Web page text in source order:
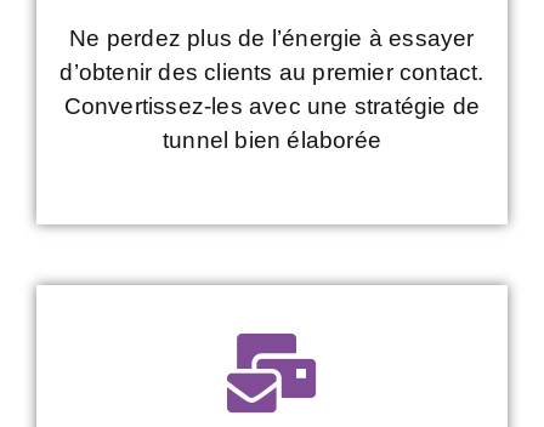
Ne perdez plus de l’énergie à essayer
d’obtenir des clients au premier contact.
Convertissez-les avec une stratégie de
tunnel bien élaborée